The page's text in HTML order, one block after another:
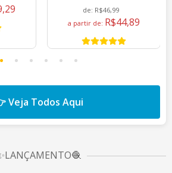
de: R$46,99
a partir de: R$44,89
Veja Todos Aqui